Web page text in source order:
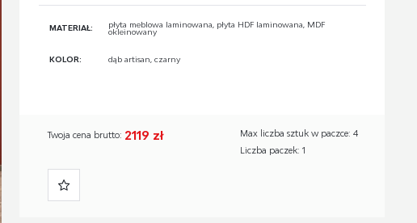
MATERIAŁ:
płyta meblowa laminowana, płyta HDF laminowana, MDF
okleinowany
KOLOR: dąb artisan, czarny
Twoja cena brutto: 2119 zł
Max liczba sztuk w paczce: 4
Liczba paczek: 1